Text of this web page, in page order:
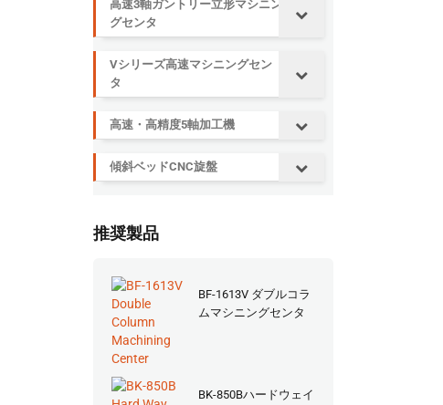
高速3軸ガントリー立形マシニン
グセンタ
Vシリーズ高速マシニングセン
タ
高速・高精度5軸加工機
傾斜ベッドCNC旋盤
推奨製品
BF-1613V ダブルコラ
ムマシニングセンタ
BK-850Bハードウェイ